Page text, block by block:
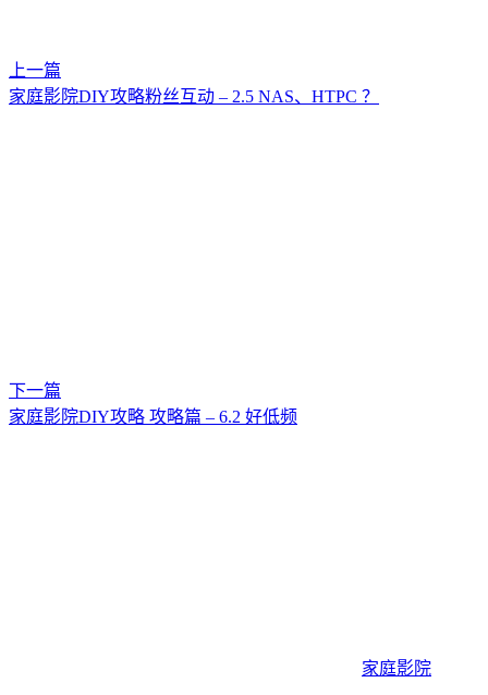
上一篇
家庭影院DIY攻略粉丝互动 – 2.5 NAS、HTPC ？
下一篇
家庭影院DIY攻略 攻略篇 – 6.2 好低频
家庭影院